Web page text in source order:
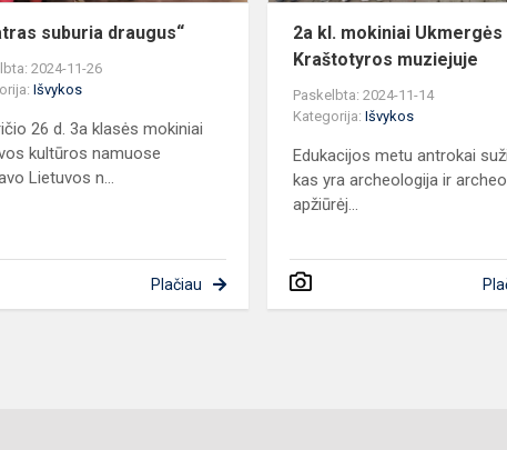
suburia draugus“
2024-11-26
Išvykos
26 d. 3a klasės mokiniai
kultūros namuose
Lietuvos n...
Plačiau
2a kl. mokiniai Ukmergės
Kraštotyros muziejuje
Paskelbta: 2024-11-14
Kategorija:Išvykos
Edukacijos metu antrokai
kas yra archeologija ir
apžiūrėj...